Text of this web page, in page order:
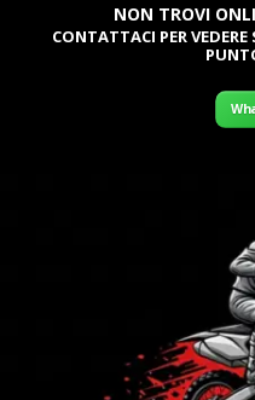
NON TROVI
CONTATTACI PER